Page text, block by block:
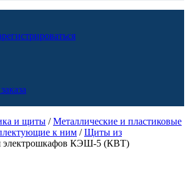
и щиты /Металлические и пластиковые
к ним /Щиты из
электрошкафов КЭШ-5 (КВТ)